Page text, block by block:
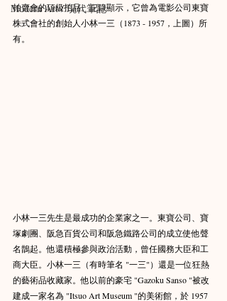
Modern Art / 現代筆記
拍賣會的頂級拍品。記錄顯示，它曾為電影公司東寶
株式會社的創始人小林一三（1873 - 1957，上圖）所
有。
小林一三先生是最成功的企業家之一。東寶公司、寶
塚劇團、阪急百貨公司和阪急鐵路公司的成立使他聲
名鵲起。他還積極參與政治活動，曾任國務大臣和工
商大臣。小林一三（有時筆名 "一三"）還是一位狂熱
的藝術品收藏家。他以前的豪宅 "Gazoku Sanso "被改
建成一家名為 "Itsuo Art Museum "的美術館，於 1957